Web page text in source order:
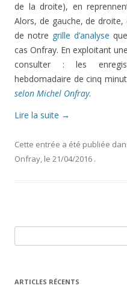
de la droite), en
Alors, de gauche, de droite,
de notre grille d’analyse
cas Onfray. En exploitant
consulter : les
hebdomadaire de cinq
selon Michel Onfray.
Lire la suite →
Cette entrée a été publiée
Onfray, le 21/04/2016 .
e
h
ARTICLES RÉCENTS